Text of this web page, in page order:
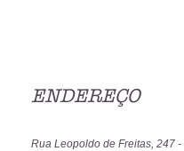
ENDEREÇO
Rua Leopoldo de Freitas, 247 -